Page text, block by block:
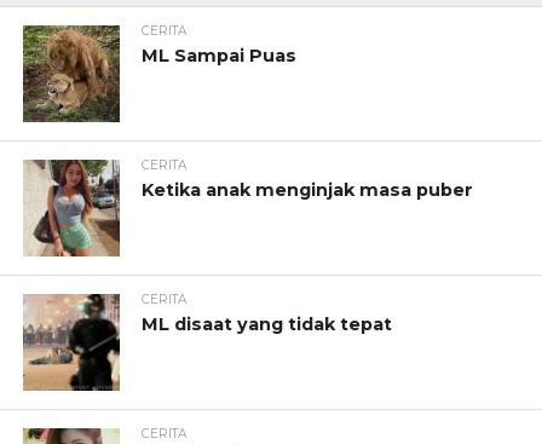
CERITA
ML Sampai Puas
CERITA
Ketika anak menginjak masa puber
CERITA
ML disaat yang tidak tepat
CERITA